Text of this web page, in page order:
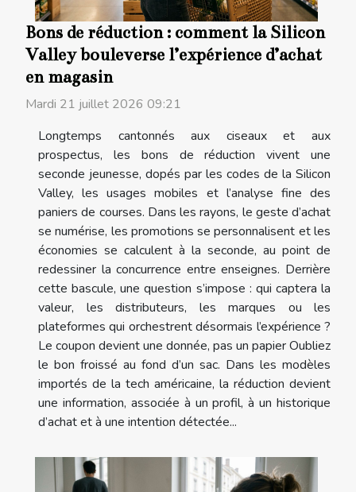
Bons de réduction : comment la Silicon
Valley bouleverse l’expérience d’achat
en magasin
Mardi 21 juillet 2026 09:21
Longtemps cantonnés aux ciseaux et aux
prospectus, les bons de réduction vivent une
seconde jeunesse, dopés par les codes de la Silicon
Valley, les usages mobiles et l’analyse fine des
paniers de courses. Dans les rayons, le geste d’achat
se numérise, les promotions se personnalisent et les
économies se calculent à la seconde, au point de
redessiner la concurrence entre enseignes. Derrière
cette bascule, une question s’impose : qui captera la
valeur, les distributeurs, les marques ou les
plateformes qui orchestrent désormais l’expérience ?
Le coupon devient une donnée, pas un papier Oubliez
le bon froissé au fond d’un sac. Dans les modèles
importés de la tech américaine, la réduction devient
une information, associée à un profil, à un historique
d’achat et à une intention détectée...